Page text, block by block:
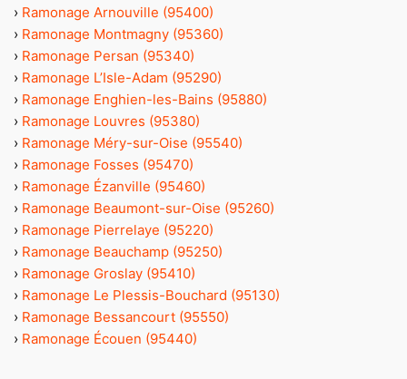
› Ramonage Arnouville (95400)
› Ramonage Montmagny (95360)
› Ramonage Persan (95340)
› Ramonage L’Isle-Adam (95290)
› Ramonage Enghien-les-Bains (95880)
› Ramonage Louvres (95380)
› Ramonage Méry-sur-Oise (95540)
› Ramonage Fosses (95470)
› Ramonage Ézanville (95460)
› Ramonage Beaumont-sur-Oise (95260)
› Ramonage Pierrelaye (95220)
› Ramonage Beauchamp (95250)
› Ramonage Groslay (95410)
› Ramonage Le Plessis-Bouchard (95130)
› Ramonage Bessancourt (95550)
› Ramonage Écouen (95440)